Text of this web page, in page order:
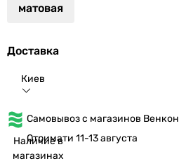
матовая
Доставка
Киев
Самовывоз с магазинов Венкон
Наличие в
магазинах
Отримати 11-13 августа